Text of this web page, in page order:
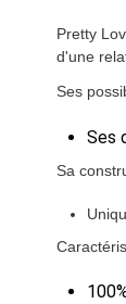
Pretty
d'une
Ses
Ses
Sa